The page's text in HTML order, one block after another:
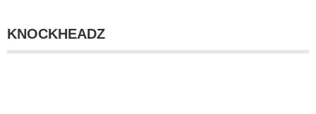
KNOCKHEADZ